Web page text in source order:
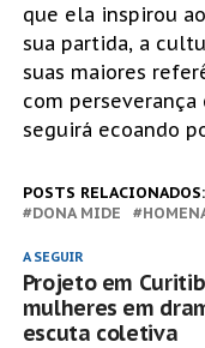
que ela inspirou
sua partida, a
suas maiores
com
seguirá ecoando
POSTS RELACIONADOS:
DONA MIDE
A SEGUIR
Projeto em
mulheres em
escuta coletiva